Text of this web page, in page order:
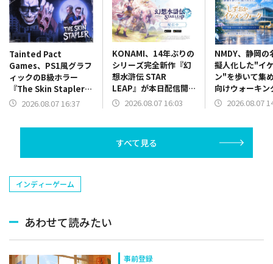
Tainted Pact
Games、PS1風グラフ
ィックのB級ホラー
『The Skin Stapler』
を配信開始！
2026.08.07 16:37
KONAMI、14年ぶりの
シリーズ完全新作『幻
想水滸伝 STAR
LEAP』が本日配信開
始…近日実装予定の初
2026.08.07 16:03
NMDY、静岡の
擬人化した"イ
ン"を歩いて集
向けウォーキン
リ「しずおかイ
2026.08.07
すべて見る
インディーゲーム
あわせて読みたい
事前登録